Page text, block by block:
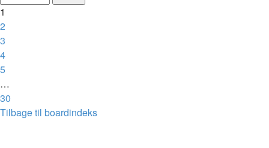
af
30
1
2
3
4
5
…
30
Næste
Tilbage til boardindeks